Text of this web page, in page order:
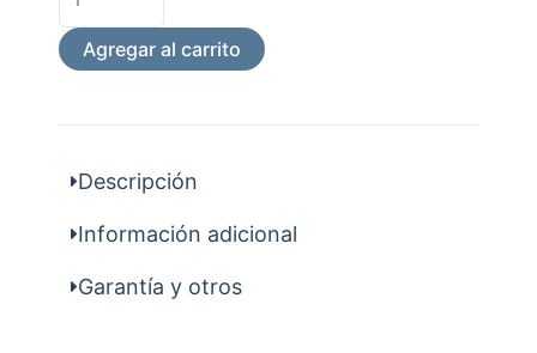
100
Uni.
cantidad
Agregar al carrito
Descripción
Información adicional
Garantía y otros